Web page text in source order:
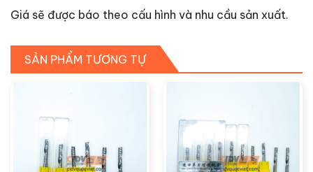
Giá sẽ được báo theo cấu hình và nhu cầu sản xuất.
SẢN PHẨM TƯƠNG TỰ